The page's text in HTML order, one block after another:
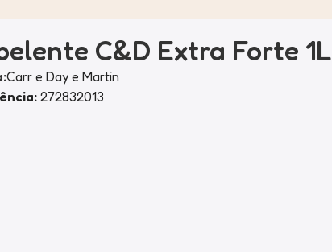
C&D Extra Forte 1L
Carr e Day e Martin
272832013